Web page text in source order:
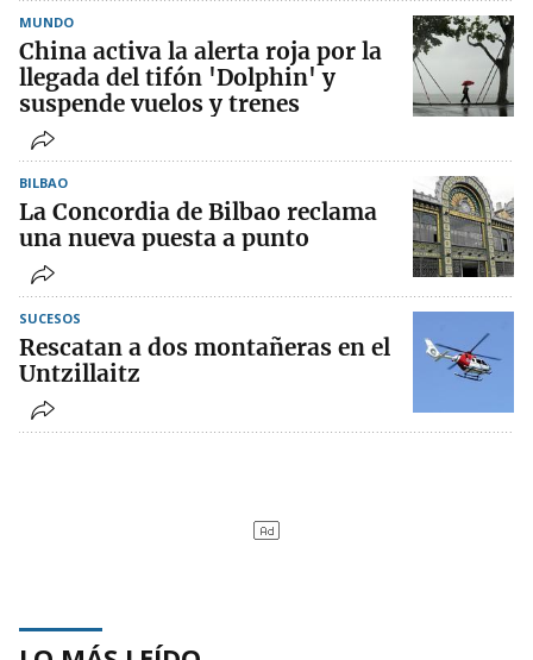
MUNDO
China activa la alerta roja por la
llegada del tifón 'Dolphin' y
suspende vuelos y trenes
BILBAO
La Concordia de Bilbao reclama
una nueva puesta a punto
SUCESOS
Rescatan a dos montañeras en el
Untzillaitz